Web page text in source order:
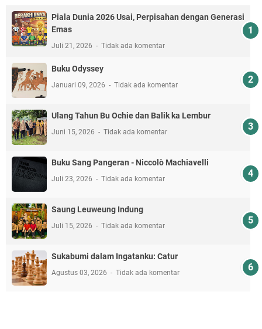
Piala Dunia 2026 Usai, Perpisahan dengan Generasi
Emas
Juli 21, 2026 Tidak ada komentar
Buku Odyssey
Januari 09, 2026 Tidak ada komentar
Ulang Tahun Bu Ochie dan Balik ka Lembur
Juni 15, 2026 Tidak ada komentar
Buku Sang Pangeran - Niccolò Machiavelli
Juli 23, 2026 Tidak ada komentar
Saung Leuweung Indung
Juli 15, 2026 Tidak ada komentar
Sukabumi dalam Ingatanku: Catur
Agustus 03, 2026 Tidak ada komentar